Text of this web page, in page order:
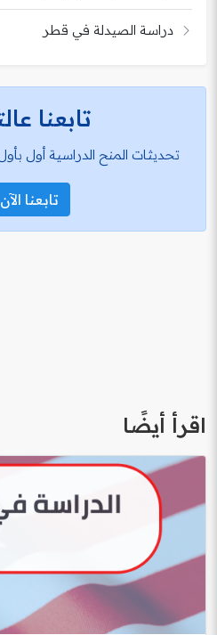
دراسة الصيدلة في قطر
تابعنا
تحديثات المنح الدراسية أول
تابعنا
اقرأ أيضًا